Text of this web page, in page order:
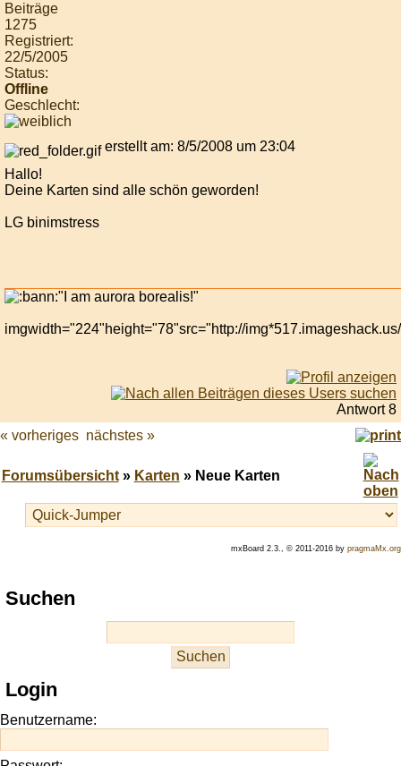
Beiträge
1275
Registriert:
22/5/2005
Status:
Offline
Geschlecht:
erstellt am: 8/5/2008 um 23:04
Hallo!
Deine Karten sind alle schön geworden!
LG binimstress
"I am aurora borealis!"
imgwidth="224"height="78"src="http://
Antwort 8
« vorheriges nächstes »
Forumsübersicht» Karten » Neue Karten
mxBoard 2.3., © 2011-2016 by pragmaMx.org
Play
best
site
https://onlineslots.money/
Suchen
Login
Benutzername: